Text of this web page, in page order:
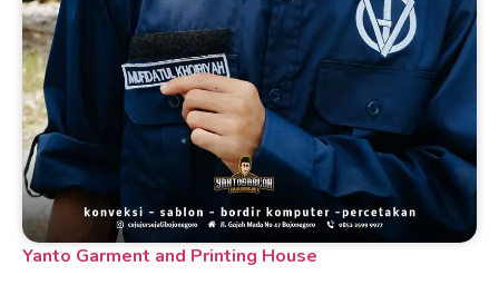
Yanto Garment and Printing House